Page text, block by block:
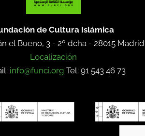
de Cultura Islámica
el Bueno, 3 - 2º dcha - 28015 Madrid
Localización
info@funci.org Tel: 91 543 46 73